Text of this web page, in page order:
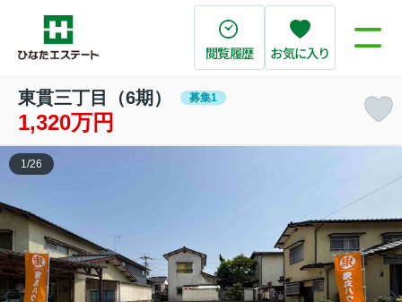
閲覧履歴 お気に入り
東貫三丁目（6期） 募集1
1,320万円
1 /26